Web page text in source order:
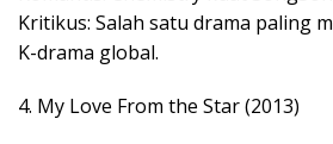
Kritikus: Salah satu drama paling
K-drama global.
4. My Love From the Star (2013)